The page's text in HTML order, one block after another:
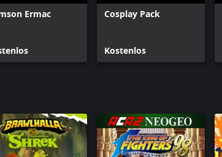
Ermac Cosplay Pack
Kostenlos